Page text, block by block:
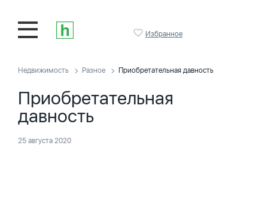
Избранное
Недвижимость Разное Приобретательная давность
Приобретательная
давность
25 августа 2020